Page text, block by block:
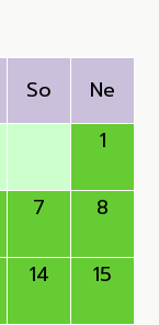
So
Ne
1
7 8
14 15